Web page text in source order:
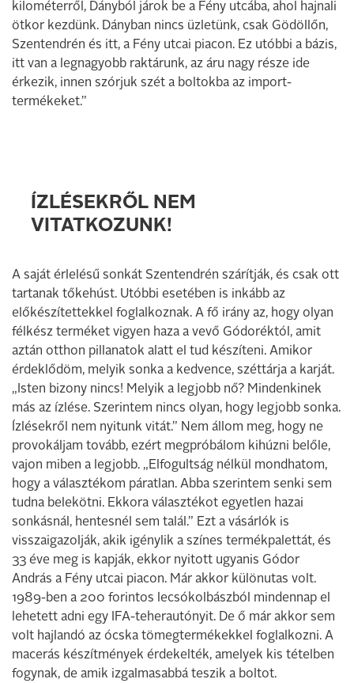
kilométerről, Dányból járok be a Fény utcába, ahol hajnali
ötkor kezdünk. Dányban nincs üzletünk, csak Gödöllőn,
Szentendrén és itt, a Fény utcai piacon. Ez utóbbi a bázis,
itt van a legnagyobb raktárunk, az áru nagy része ide
érkezik, innen szórjuk szét a boltokba az import­
termékeket.”
ÍZLÉSEKRŐL NEM
VITATKOZUNK!
A saját érlelésű sonkát Szentendrén szárítják, és csak ott
tartanak tőkehúst. Utóbbi esetében is inkább az
előkészítettekkel foglalkoznak. A fő irány az, hogy olyan
félkész terméket vigyen haza a vevő Gódoréktól, amit
aztán otthon pillanatok alatt el tud készíteni. Amikor
érdeklődöm, melyik sonka a kedvence, széttárja a karját.
„Isten bizony nincs! Melyik a legjobb nő? Mindenkinek
más az ízlése. Szerintem nincs olyan, hogy legjobb sonka.
Ízlésekről nem nyitunk vitát.” Nem állom meg, hogy ne
provokáljam tovább, ezért megpróbálom kihúzni belőle,
vajon miben a legjobb. „Elfogultság nélkül mondhatom,
hogy a választékom páratlan. Abba szerintem senki sem
tudna belekötni. Ekkora választékot egyetlen hazai
sonkásnál, hentesnél sem talál.” Ezt a vásárlók is
visszaigazolják, akik igénylik a színes termékpalettát, és
33 éve meg is kapják, ekkor nyitott ugyanis Gódor
András a Fény utcai piacon. Már akkor különutas volt.
1989-ben a 200 forintos lecsókolbászból mindennap el
lehetett adni egy IFA-teherautónyit. De ő már ­akkor sem
volt hajlandó az ócska ­tömegtermékekkel foglalkozni. A
macerás készítmények érdekelték, amelyek kis tételben
fogynak, de amik izgalmasabbá teszik a boltot.